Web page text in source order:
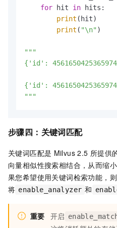
for hit in hits:
print (hit)
print ( "\n" )
"""
{'id':
{'id':
"""
步骤四：关键词匹配
关键词匹配是 Milvus 2.5 所提供
向量相似性搜索相结合，从而缩
果您希望使用关键词检索功能，
将 enable_analyzer 和
重要 开启